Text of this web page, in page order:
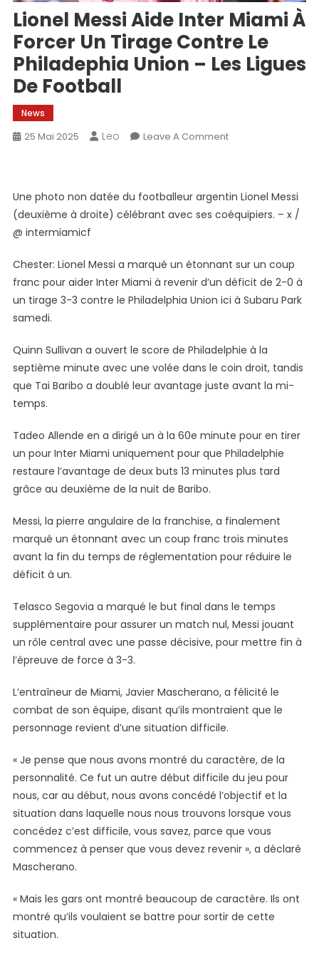
Lionel Messi Aide Inter Miami À
Forcer Un Tirage Contre Le
Philadephia Union – Les Ligues
De Football
News
25 Mai 2025 Leo Leave A CommentOn
Inter
Miami
Un
Tirage
Contre
Union
–
Les
Football
Une photo non datée du footballeur argentin Lionel Messi
(deuxième à droite) célébrant avec ses coéquipiers. – x /
@ intermiamicf
Chester: Lionel Messi a marqué un étonnant sur un coup
franc pour aider Inter Miami à revenir d’un déficit de 2-0 à
un tirage 3-3 contre le Philadelphia Union ici à Subaru Park
samedi.
Quinn Sullivan a ouvert le score de Philadelphie à la
septième minute avec une volée dans le coin droit, tandis
que Tai Baribo a doublé leur avantage juste avant la mi-
temps.
Tadeo Allende en a dirigé un à la 60e minute pour en tirer
un pour Inter Miami uniquement pour que Philadelphie
restaure l’avantage de deux buts 13 minutes plus tard
grâce au deuxième de la nuit de Baribo.
Messi, la pierre angulaire de la franchise, a finalement
marqué un étonnant avec un coup franc trois minutes
avant la fin du temps de réglementation pour réduire le
déficit à un.
Telasco Segovia a marqué le but final dans le temps
supplémentaire pour assurer un match nul, Messi jouant
un rôle central avec une passe décisive, pour mettre fin à
l’épreuve de force à 3-3.
L’entraîneur de Miami, Javier Mascherano, a félicité le
combat de son équipe, disant qu’ils montraient que le
personnage revient d’une situation difficile.
« Je pense que nous avons montré du caractère, de la
personnalité. Ce fut un autre début difficile du jeu pour
nous, car au début, nous avons concédé l’objectif et la
situation dans laquelle nous nous trouvons lorsque vous
concédez c’est difficile, vous savez, parce que vous
commencez à penser que vous devez revenir », a déclaré
Mascherano.
« Mais les gars ont montré beaucoup de caractère. Ils ont
montré qu’ils voulaient se battre pour sortir de cette
situation.